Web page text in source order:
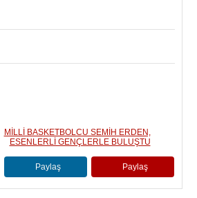
MİLLİ BASKETBOLCU SEMİH ERDEN,
ESENLERLİ GENÇLERLE BULUŞTU
Paylaş Paylaş